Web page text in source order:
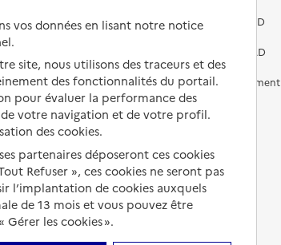
pour seniors
accueil familial
de logement
Préparer l'entrée en EHPAD
Aides financières en EHPAD
Prévention, accompagnement
et soins
Comprendre les prix en
Droits en EHPAD
Fin de vie en EHPAD
vos données en lisant notre notice
site, nous utilisons des traceurs et des
des fonctionnalités du portail.
pour évaluer la performance des
votre navigation et de votre profil.
des cookies.
partenaires déposeront ces cookies
Refuser », ces cookies ne seront pas
l’implantation de cookies auxquels
de 13 mois et vous pouvez être
les cookies ».